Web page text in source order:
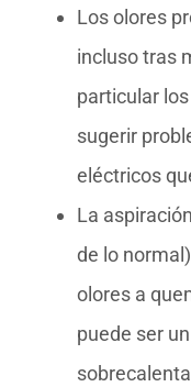
Los olores
incluso tras
particular
sugerir
eléctricos
La
de lo
olores a
puede ser